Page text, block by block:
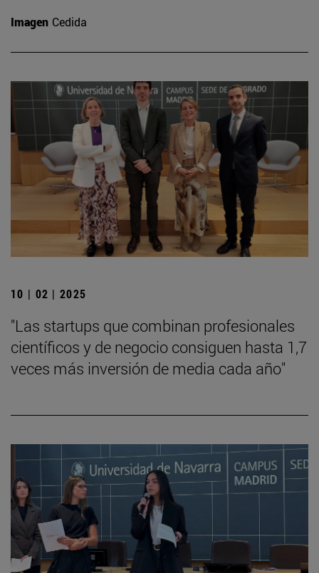
Imagen Cedida
10 | 02 | 2025
"Las startups que combinan profesionales
científicos y de negocio consiguen hasta 1,7
veces más inversión de media cada año"